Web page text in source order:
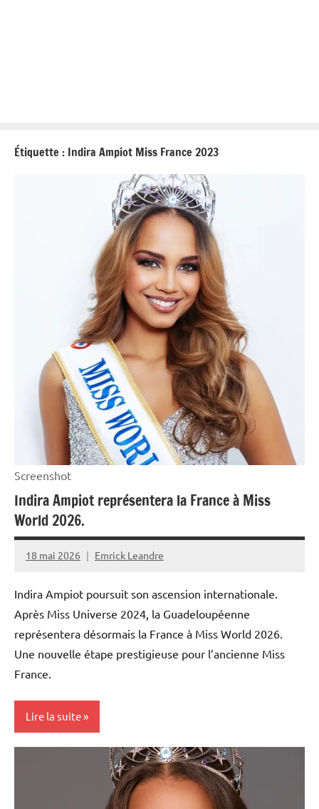
Étiquette : Indira Ampiot Miss France 2023
Screenshot
Indira Ampiot représentera la France à Miss
World 2026.
18 mai 2026 Emrick Leandre
Indira Ampiot poursuit son ascension internationale.
Après Miss Universe 2024, la Guadeloupéenne
représentera désormais la France à Miss World 2026.
Une nouvelle étape prestigieuse pour l’ancienne Miss
France.
Lire la suite